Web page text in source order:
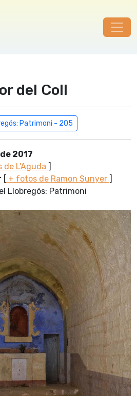
del Coll
Patrimoni - 205
2017
de L'Aguda ]
[ + fotos de Ramon Sunyer ]
Llobregós: Patrimoni